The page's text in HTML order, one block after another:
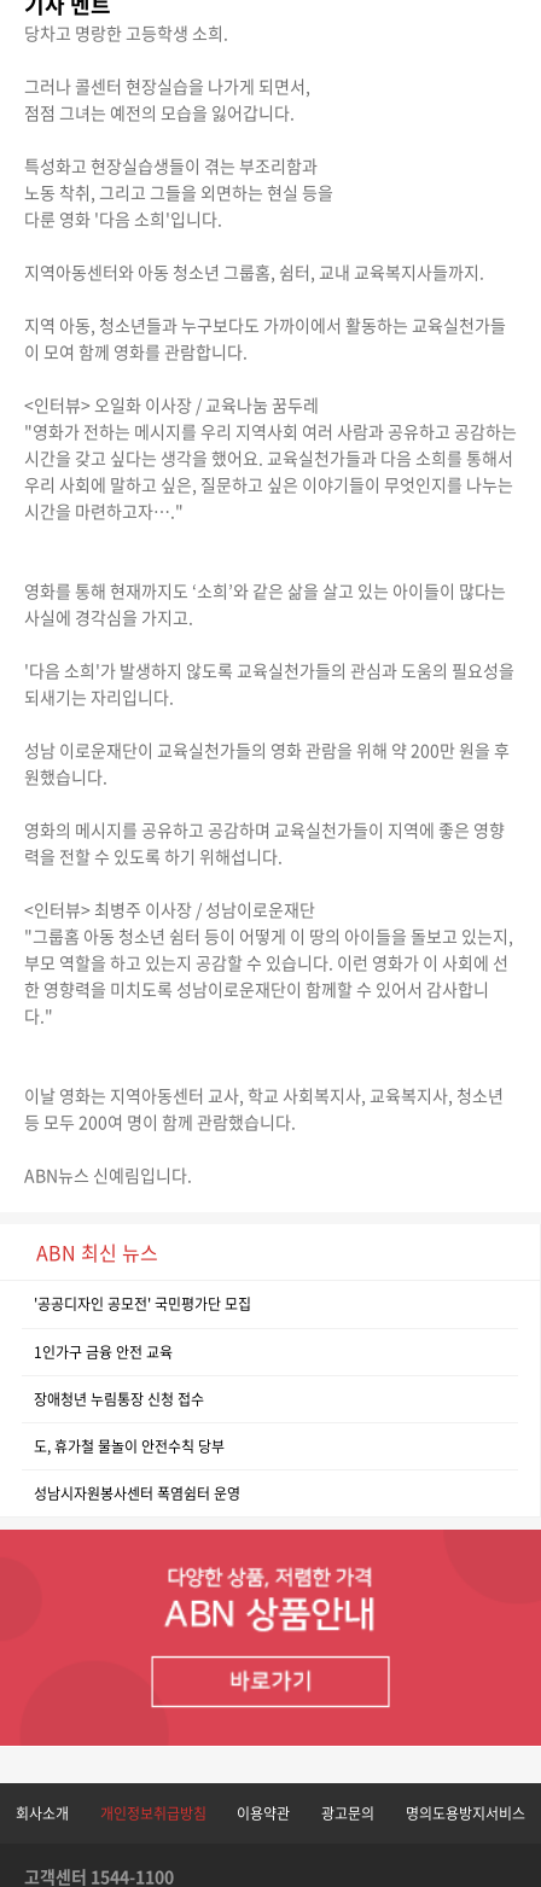
당차고 명랑한 고등학생 소희.
그러나 콜센터 현장실습을 나가게 되면서,
점점 그녀는 예전의 모습을 잃어갑니다.
특성화고 현장실습생들이 겪는 부조리함과
노동 착취, 그리고 그들을 외면하는 현실 등을
다룬 영화 '다음 소희'입니다.
지역아동센터와 아동 청소년 그룹홈, 쉼터, 교내 교육복지사들까지.
지역 아동, 청소년들과 누구보다도 가까이에서 활동하는 교육실천가들
이 모여 함께 영화를 관람합니다.
<인터뷰> 오일화 이사장 / 교육나눔 꿈두레
"영화가 전하는 메시지를 우리 지역사회 여러 사람과 공유하고 공감하는
시간을 갖고 싶다는 생각을 했어요. 교육실천가들과 다음 소희를 통해서
우리 사회에 말하고 싶은, 질문하고 싶은 이야기들이 무엇인지를 나누는
시간을 마련하고자…."
영화를 통해 현재까지도 ‘소희’와 같은 삶을 살고 있는 아이들이 많다는
사실에 경각심을 가지고.
'다음 소희'가 발생하지 않도록 교육실천가들의 관심과 도움의 필요성을
되새기는 자리입니다.
성남 이로운재단이 교육실천가들의 영화 관람을 위해 약 200만 원을 후
원했습니다.
영화의 메시지를 공유하고 공감하며 교육실천가들이 지역에 좋은 영향
력을 전할 수 있도록 하기 위해섭니다.
<인터뷰> 최병주 이사장 / 성남이로운재단
"그룹홈 아동 청소년 쉼터 등이 어떻게 이 땅의 아이들을 돌보고 있는지,
부모 역할을 하고 있는지 공감할 수 있습니다. 이런 영화가 이 사회에 선
한 영향력을 미치도록 성남이로운재단이 함께할 수 있어서 감사합니
다."
이날 영화는 지역아동센터 교사, 학교 사회복지사, 교육복지사, 청소년
등 모두 200여 명이 함께 관람했습니다.
ABN뉴스 신예림입니다.
ABN 최신 뉴스
'공공디자인 공모전' 국민평가단 모집
1인가구 금융 안전 교육
장애청년 누림통장 신청 접수
도, 휴가철 물놀이 안전수칙 당부
성남시자원봉사센터 폭염쉼터 운영
회사소개 개인정보취급방침 이용약관 광고문의 명의도용방지서비스
고객센터 1544-1100